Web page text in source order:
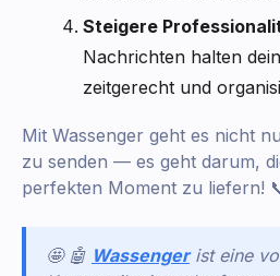
Steigere
Nachrichten halten
zeitgerecht und
Mit Wassenger geht es nicht
zu senden — es geht darum,
perfekten Moment zu liefern!
🤩 🤖 Wassenger ist eine